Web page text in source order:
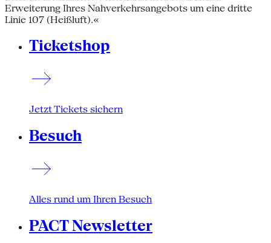
Erweiterung Ihres Nahverkehrsangebots um eine dritte
Linie 107 (Heißluft).«
Ticketshop
Jetzt Tickets sichern
Besuch
Alles rund um Ihren Besuch
PACT Newsletter